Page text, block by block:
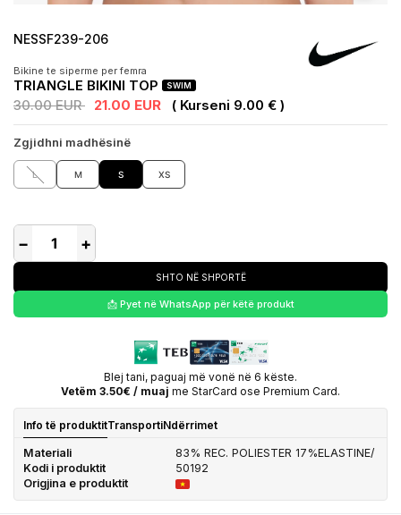
NESSF239-206
Bikine te siperme per femra
TRIANGLE BIKINI TOP SWIM
30.00 EUR 21.00 EUR ( Kurseni 9.00 € )
Zgjidhni madhësinë
L M S XS
− +
SHTO NË SHPORTË
📩 Pyet në WhatsApp për këtë produkt
Blej tani, paguaj më vonë në 6 këste.
Vetëm 3.50€ / muaj me StarCard ose Premium Card.
Info të produktitTransportiNdërrimet
Materiali
83% REC. POLIESTER 17%ELASTINE/
Kodi i produktit
50192
Origjina e produktit